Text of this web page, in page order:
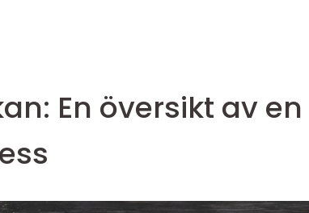
En översikt av en